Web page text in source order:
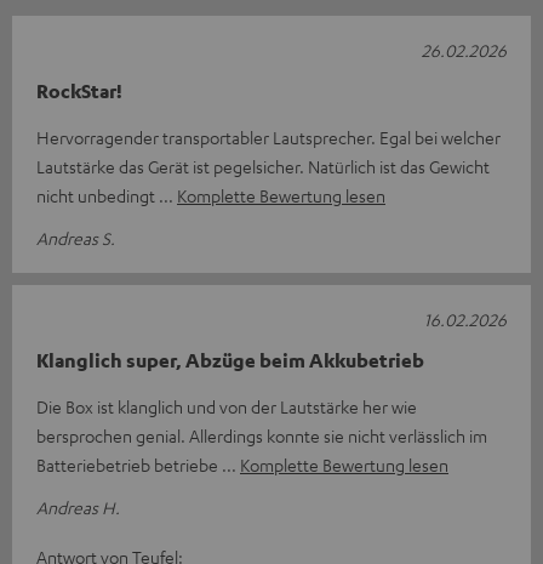
RockStar!
Hervorragender transportabler Lautsprecher. Egal bei welcher
Lautstärke das Gerät ist pegelsicher. Natürlich ist das Gewicht
nicht unbedingt
Komplette Bewertung lesen
Andreas S.
26.02.2026
Klanglich super, Abzüge beim Akkubetrieb
Die Box ist klanglich und von der Lautstärke her wie
bersprochen genial. Allerdings konnte sie nicht verlässlich im
Batteriebetrieb betriebe
Komplette Bewertung lesen
Andreas H.
16.02.2026
Antwort von Teufel: